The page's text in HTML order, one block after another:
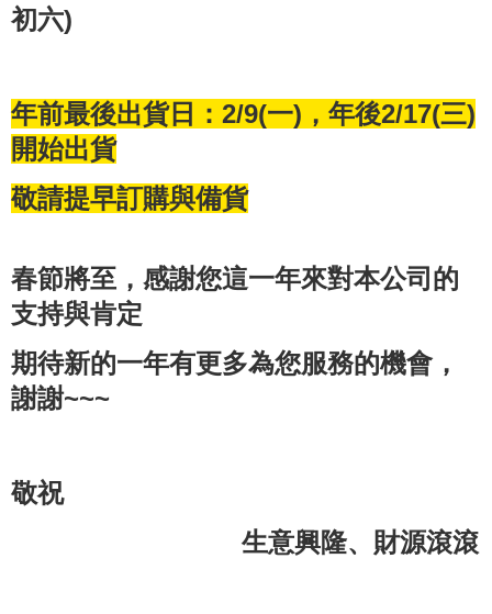
初六)
年前最後出貨日： 2/9(一) ，年後2/17(三)
開始出貨
敬請提早訂購與備貨
春節將至，感謝您這一年來對本公司的
支持與肯定
期待新的一年有更多為您服務的機會，
謝謝~~~
敬祝
生意興隆、財源滾滾